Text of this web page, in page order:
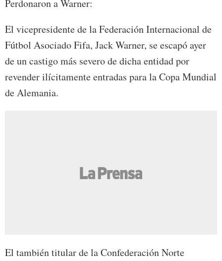
Perdonaron a Warner:
El vicepresidente de la Federación Internacional de
Fútbol Asociado Fifa, Jack Warner, se escapó ayer
de un castigo más severo de dicha entidad por
revender ilícitamente entradas para la Copa Mundial
de Alemania.
El también titular de la Confederación Norte